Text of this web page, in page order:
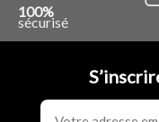
100%
sécurisé